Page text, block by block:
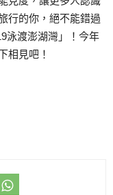
行的你，絕不能錯過
泳渡澎湖灣」！今年
相見吧！